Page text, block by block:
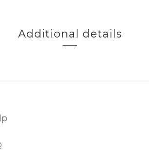
Additional details